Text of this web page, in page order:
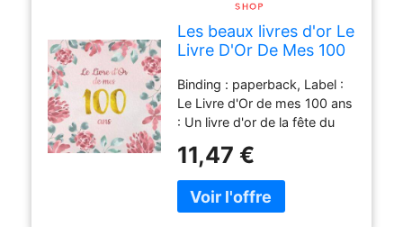
d'or, languages : french, ISBN
: 1076350607
Les beaux livres d'or Le
Livre D'Or De Mes 100
La Fête Du 100e
Anniversaire - 100
Pages Pour Les
Félicitations Écrites -
Thème: Motif De Fleurs
Roses
Binding : paperback, Label :
Le Livre d'Or de mes 100 ans
: Un livre d'or de la fête du
pages pour les félicitations
écrites - Thème : motif de
fleurs roses, medium :
paperback, numberOfPages :
11,47 €